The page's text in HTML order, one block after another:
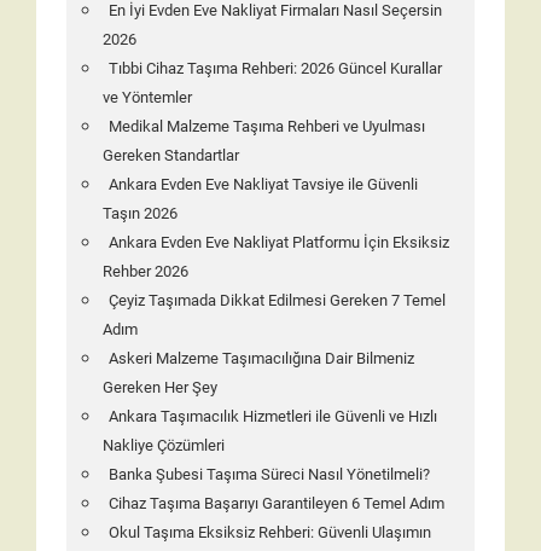
En İyi Evden Eve Nakliyat Firmaları Nasıl Seçersin
2026
Tıbbi Cihaz Taşıma Rehberi: 2026 Güncel Kurallar
ve Yöntemler
Medikal Malzeme Taşıma Rehberi ve Uyulması
Gereken Standartlar
Ankara Evden Eve Nakliyat Tavsiye ile Güvenli
Taşın 2026
Ankara Evden Eve Nakliyat Platformu İçin Eksiksiz
Rehber 2026
Çeyiz Taşımada Dikkat Edilmesi Gereken 7 Temel
Adım
Askeri Malzeme Taşımacılığına Dair Bilmeniz
Gereken Her Şey
Ankara Taşımacılık Hizmetleri ile Güvenli ve Hızlı
Nakliye Çözümleri
Banka Şubesi Taşıma Süreci Nasıl Yönetilmeli?
Cihaz Taşıma Başarıyı Garantileyen 6 Temel Adım
Okul Taşıma Eksiksiz Rehberi: Güvenli Ulaşımın